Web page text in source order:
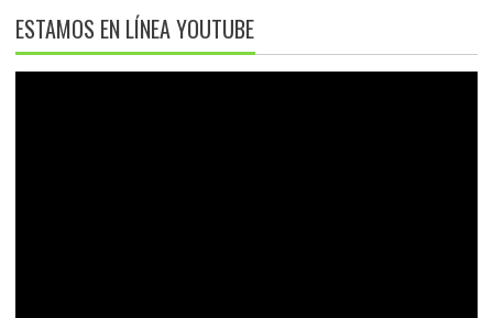
ESTAMOS EN LÍNEA YOUTUBE